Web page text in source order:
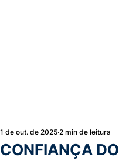
CONFIANÇA DO
1 de out. de 2025 2 min de leitura